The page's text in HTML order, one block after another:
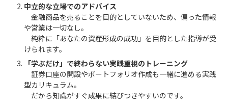
中立的な立場でのアドバイス
金融商品を売ることを目的としていないため、偏った情報
や営業は一切なし。
純粋に「あなたの資産形成の成功」を目的とした指導が受
けられます。
「学ぶだけ」で終わらない実践重視のトレーニング
証券口座の開設やポートフォリオ作成も一緒に進める実践
型カリキュラム。
だから知識がすぐ成果に結びつきやすいのです。